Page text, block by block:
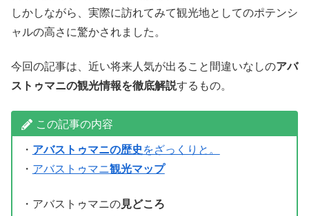
しかしながら、実際に訪れてみて観光地としてのポテンシ
ャルの高さに驚かされました。
今回の記事は、近い将来人気が出ること間違いなしのアバ
ストゥマニの観光情報を徹底解説するもの。
この記事の内容
・ アバストゥマニの歴史 をざっくりと。
・ アバストゥマニ観光マップ
・アバストゥマニの見どころ